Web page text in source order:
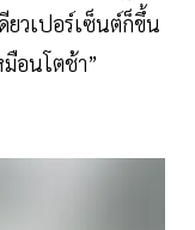
ยวเปอร์เซ็นต์ก็ขึ้น
อนโตช้า”